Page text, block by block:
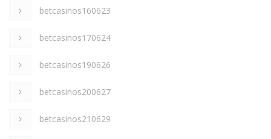
betcasinos160623
betcasinos170624
betcasinos190626
betcasinos200627
betcasinos210629